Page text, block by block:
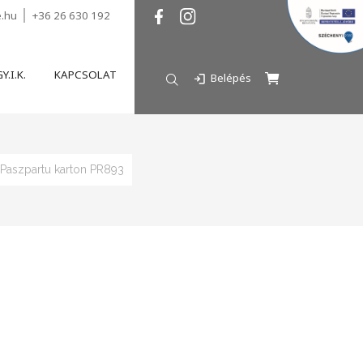
+36 26 630 192
KAPCSOLAT Belépés
Paszpartu karton PR893